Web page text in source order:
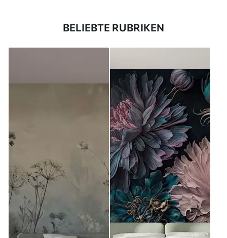
BELIEBTE RUBRIKEN